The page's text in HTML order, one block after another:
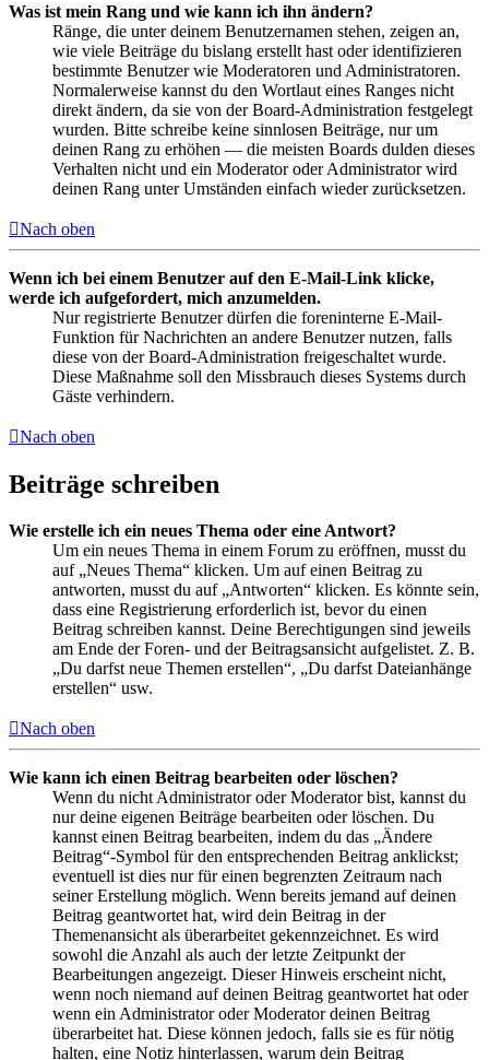
Was ist mein Rang und wie kann ich ihn ändern?
Ränge, die unter deinem Benutzernamen stehen, zeigen an,
wie viele Beiträge du bislang erstellt hast oder identifizieren
bestimmte Benutzer wie Moderatoren und Administratoren.
Normalerweise kannst du den Wortlaut eines Ranges nicht
direkt ändern, da sie von der Board-Administration festgelegt
wurden. Bitte schreibe keine sinnlosen Beiträge, nur um
deinen Rang zu erhöhen — die meisten Boards dulden dieses
Verhalten nicht und ein Moderator oder Administrator wird
deinen Rang unter Umständen einfach wieder zurücksetzen.
Nach oben
Wenn ich bei einem Benutzer auf den E-Mail-Link klicke,
werde ich aufgefordert, mich anzumelden.
Nur registrierte Benutzer dürfen die foreninterne E-Mail-
Funktion für Nachrichten an andere Benutzer nutzen, falls
diese von der Board-Administration freigeschaltet wurde.
Diese Maßnahme soll den Missbrauch dieses Systems durch
Gäste verhindern.
Nach oben
Beiträge schreiben
Wie erstelle ich ein neues Thema oder eine Antwort?
Um ein neues Thema in einem Forum zu eröffnen, musst du
auf „Neues Thema“ klicken. Um auf einen Beitrag zu
antworten, musst du auf „Antworten“ klicken. Es könnte sein,
dass eine Registrierung erforderlich ist, bevor du einen
Beitrag schreiben kannst. Deine Berechtigungen sind jeweils
am Ende der Foren- und der Beitragsansicht aufgelistet. Z. B.
„Du darfst neue Themen erstellen“, „Du darfst Dateianhänge
erstellen“ usw.
Nach oben
Wie kann ich einen Beitrag bearbeiten oder löschen?
Wenn du nicht Administrator oder Moderator bist, kannst du
nur deine eigenen Beiträge bearbeiten oder löschen. Du
kannst einen Beitrag bearbeiten, indem du das „Ändere
Beitrag“-Symbol für den entsprechenden Beitrag anklickst;
eventuell ist dies nur für einen begrenzten Zeitraum nach
seiner Erstellung möglich. Wenn bereits jemand auf deinen
Beitrag geantwortet hat, wird dein Beitrag in der
Themenansicht als überarbeitet gekennzeichnet. Es wird
sowohl die Anzahl als auch der letzte Zeitpunkt der
Bearbeitungen angezeigt. Dieser Hinweis erscheint nicht,
wenn noch niemand auf deinen Beitrag geantwortet hat oder
wenn ein Administrator oder Moderator deinen Beitrag
überarbeitet hat. Diese können jedoch, falls sie es für nötig
halten, eine Notiz hinterlassen, warum dein Beitrag